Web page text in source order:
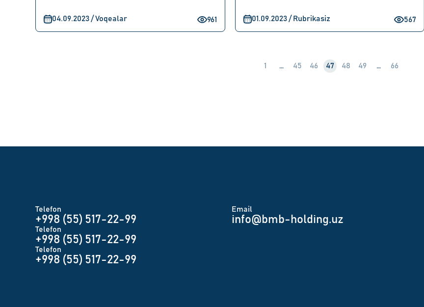
961
04.09.2023 / Voqealar 567
01.09.2023 / Rubrikasiz
1 … 45 46 47 48 49 … 66
Telefon
+998 (55) 517-22-99
Telefon
+998 (55) 517-22-99
Telefon
+998 (55) 517-22-99
Email
info@bmb-holding.uz​